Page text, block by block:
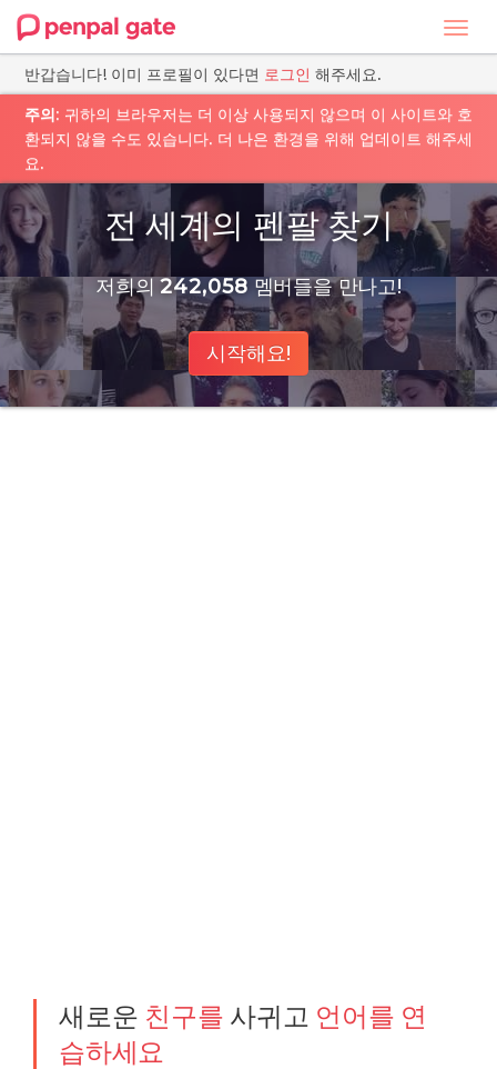
반갑습니다! 이미 프로필이 있다면 로그인 해주세요.
주의 : 귀하의 브라우저는 더 이상 사용되지 않으며 이 사이트와 호
환되지 않을 수도 있습니다. 더 나은 환경을 위해 업데이트 해주세
요.
전 세계의 펜팔 찾기
저희의242,058 멤버들을 만나고!
시작해요!
새로운 친구를 사귀고 언어를 연
습하세요